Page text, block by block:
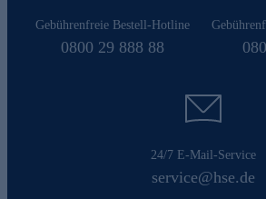
Gebührenfreie Bestell-Hotline
0800 29 888 88
24/7 E-Mail-Service
service@hse.de